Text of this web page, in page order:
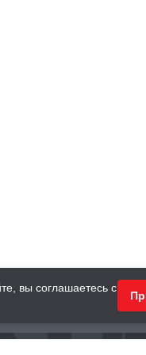
ПОДАРКИ
вы соглашаетесь с